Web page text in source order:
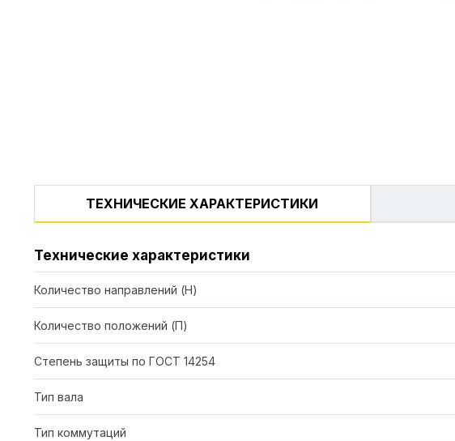
ТЕХНИЧЕСКИЕ ХАРАКТЕРИСТИКИ
Технические характеристики
Количество направлений (Н)
Количество положений (П)
Степень защиты по ГОСТ 14254
Тип вала
Тип коммутаций